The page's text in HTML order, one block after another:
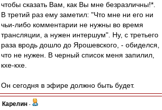
чтобы сказать Вам, как Вы мне безразличны!*.
В третий раз ему заметил: "Что мне ни его ни
чьи-либо комментарии не нужны во время
трансляции, а нужен интершум". Ну, с третьего
раза вродь дошло до Ярошевского, - обиделся,
что не нужен. В черный список меня запилил,
кхе-кхе.
Он сегодня в эфире должно быть будет.
Карелин -